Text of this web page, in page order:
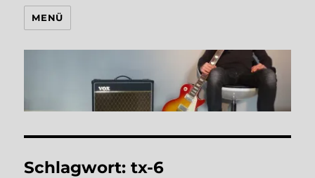
MENÜ
Schlagwort:tx-6